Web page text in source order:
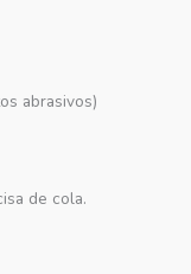
abrasivos)
de cola.